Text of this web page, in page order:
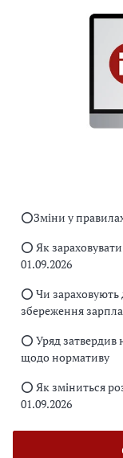
⭕️Зміни у
⭕️ Як
01.09.2026
⭕️ Чи зараховують
збереження
⭕️ Уряд затвердив
щодо нормативу
⭕️ Як зміниться
01.09.2026